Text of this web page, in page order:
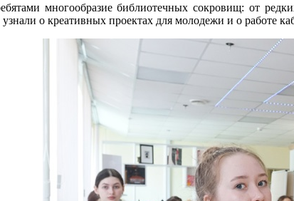
многообразие библиотечных сокровищ: от
о креативных проектах для молодежи и о работе